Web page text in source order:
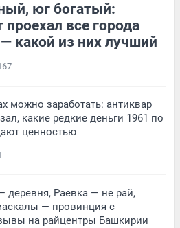
юг богатый:
все города
какой из них лучший
можно заработать: антиквар
какие редкие деньги 1961 по
ценностью
деревня, Раевка — не рай,
— провинция с
на райцентры Башкирии